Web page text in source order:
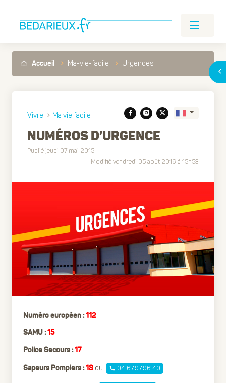
Accueil Ma-vie-facile Urgences
Vivre Ma vie facile
Translate
NUMÉROS D’URGENCE
Publié jeudi 07 mai 2015
Modifié vendredi 05 août 2016 à 15h53
Numéro européen :112
SAMU :15
Police Secours :17
Sapeurs Pompiers :18 ou 04 67 97 96 40